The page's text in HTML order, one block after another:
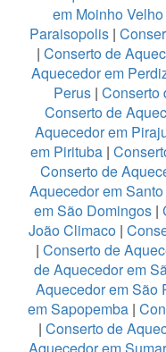
em Moinho Velho
Paraisopolis |
| Conserto de
Aquecedor em
Perus| Conserto
Conserto de
Aquecedor em
em Pirituba|
Conserto de
Aquecedor em
em São Domingos |
João Climaco|
| Conserto de
de Aquecedor em
Aquecedor em São
em Sapopemba |
| Conserto de